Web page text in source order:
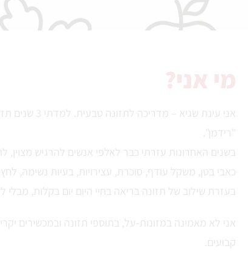
אני עינת שגיא –
"רידמן".
בשנים האחרונות עזרתי כבר לאלפי אנשים להרגיש מצוין,
כאבי בטן, משקל עודף, סוכרת, עצירויות, בעיות נשימה,
בעזרת שילוב של תזונה בריאה בחיי היום יום בקלות, מבלי
אני לא מאמינה במזונות-על, בתוספי תזונה ובמכשירים
קבועים.